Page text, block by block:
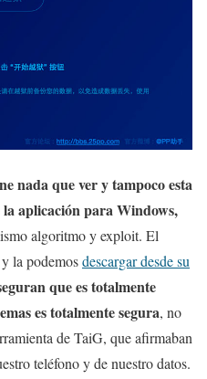
nada que ver y tampoco esta
aplicación para Windows,
algoritmo y exploit. El
la podemosdescargar desde su
que es totalmente
es totalmente segura, no
de TaiG, que afirmaban
teléfono y de nuestro datos.